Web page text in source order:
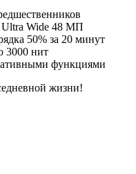
Ultra Wide 48 МП
50% за 20 минут
3000 нит
функциями
жизни!